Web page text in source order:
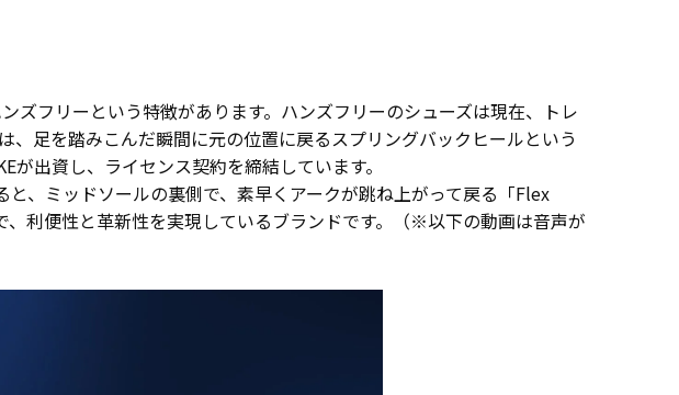
フリーという特徴があります。ハンズフリーのシューズは現在、トレ
足を踏みこんだ瞬間に元の位置に戻るスプリングバックヒールという
出資し、ライセンス契約を締結しています。
、ミッドソールの裏側で、素早くアークが跳ね上がって戻る「Flex
利便性と革新性を実現しているブランドです。（※以下の動画は音声が